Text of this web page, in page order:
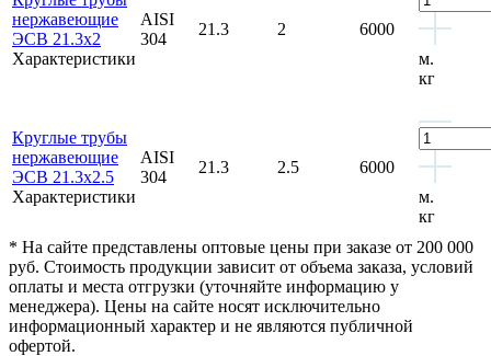
нержавеющие
ЭСВ 21.3x2
Характеристики
AISI
304
21.3 2
6000
м.
кг
Круглые трубы
нержавеющие
ЭСВ 21.3x2.5
Характеристики
AISI
304
21.3 2.5
6000
м.
кг
* На сайте представлены оптовые цены при заказе от 200 000
руб. Стоимость продукции зависит от объема заказа, условий
оплаты и места отгрузки (уточняйте информацию у
менеджера). Цены на сайте носят исключительно
информационный характер и не являются публичной
офертой.